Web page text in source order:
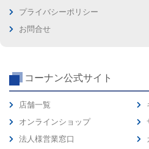
プライバシーポリシー
お問合せ
コーナン公式サイト
店舗一覧
オンラインショップ
法人様営業窓口